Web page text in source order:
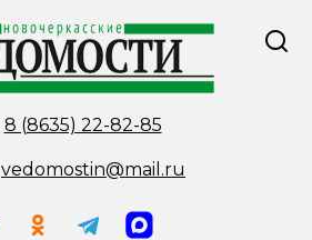
8 (8635) 22-82-85
vedomostin@mail.ru